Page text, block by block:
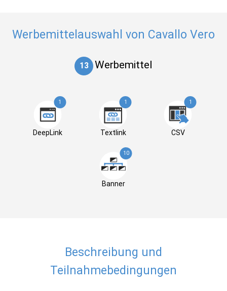
Werbemittelauswahl von Cavallo Vero
13 Werbemittel
1
DeepLink
1
Textlink
1
CSV
10
Banner
Beschreibung und
Teilnahmebedingungen